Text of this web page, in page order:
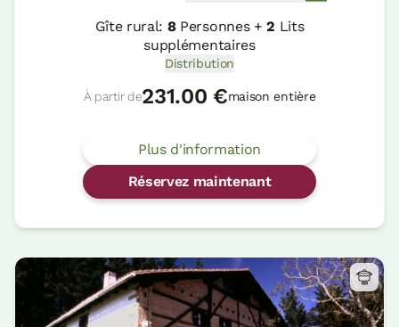
Gîte rural: 8Personnes +2 Lits
supplémentaires
Distribution
À partir de231.00 €maison entière
Plus d'information
Réservez maintenant